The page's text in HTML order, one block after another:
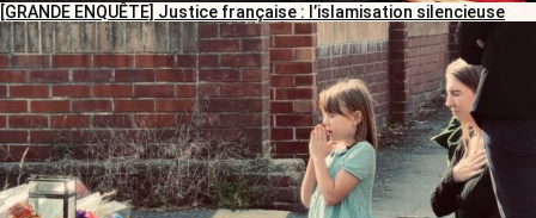
[GRANDE ENQUÊTE] Justice française : l’islamisation silencieuse